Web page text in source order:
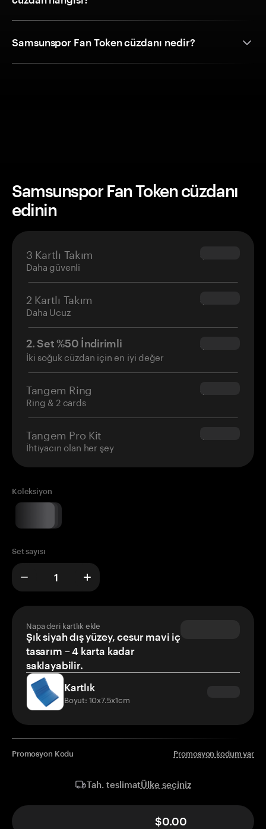
Samsunspor Fan Token cüzdanı nedir?
Samsunspor Fan Token cüzdanı
edinin
3 Kartlı Takım
Daha güvenli
$69.90
2 Kartlı Takım
Daha Ucuz
$54.90
2. Set %50 İndirimli
İki soğuk cüzdan için en iyi değer
$34.95
Tangem Ring
Ring & 2 cards
$160.00
Tangem Pro Kit
İhtiyacın olan her şey
$180.00
Koleksiyon
Set sayısı
Napa deri kartlık ekle
Şık siyah dış yüzey, cesur mavi iç
tasarım – 4 karta kadar
saklayabilir.
Kartlık
Boyut: 10x7.5x1cm
Promosyon Kodu Promosyon kodum var
Tah. teslimatÜlke seçiniz
$0.00